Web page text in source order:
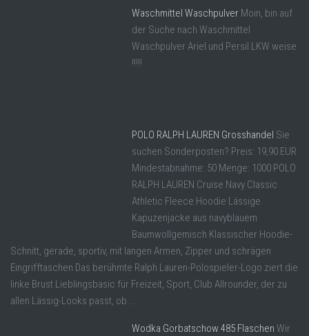
Waschmittel Waschpulver Moin, bin auf
der Suche nach Waschmittel
Waschpulver Ariel und Persil LKW weise
!!!!!
POLO RALPH LAUREN Grosshandel Sie
suchen Sonderposten? Preis: 19,90 EUR
Mindestabnahme: 50 Menge: 1000 POLO
RALPH LAUREN Cruise Navy Classic
Athletic Fleece Hoodie Lässige
Kapuzenjacke aus navyblauem
Baumwollgemisch Klassischer Hoodie-
Schnitt, gerade, sportiv, mit langen Armen, Zipper und schrägen
Eingrifftaschen Das berühmte Ralph Lauren-Polospieler-Logo ziert die
linke Brust Lieblingsbasic für Freizeit, Sport, Club Allrounder, der zu
allen Lässig-Looks passt, ob ...
Wodka Gorbatschow 485 Flaschen Wir